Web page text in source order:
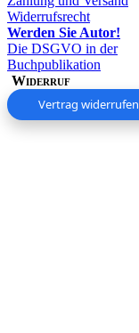
Widerrufsrecht
Werden Sie Autor!
Die DSGVO in der
Buchpublikation
Widerruf
Vertrag widerrufen